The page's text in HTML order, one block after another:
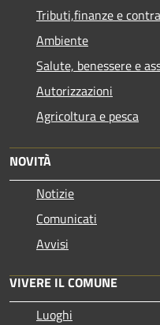
Tributi,finanze e
Ambiente
Salute, benessere e
Autorizzazioni
Agricoltura e pesca
NOVITÀ
Notizie
Comunicati
Avvisi
VIVERE IL COMUNE
Luoghi